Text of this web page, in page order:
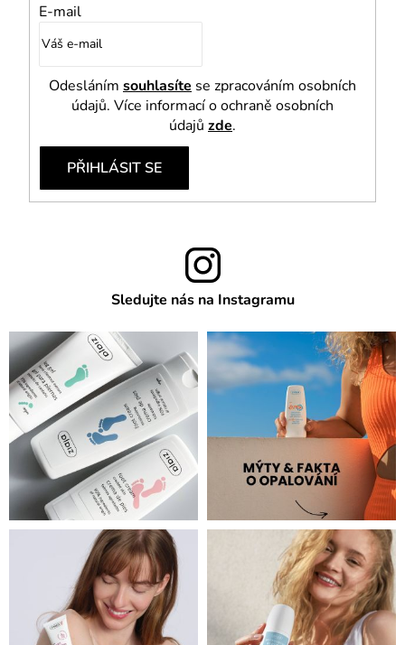
E-mail
Odesláním souhlasíte se zpracováním osobních
údajů. Více informací o ochraně osobních
údajů zde.
PŘIHLÁSIT SE
Sledujte nás na Instagramu